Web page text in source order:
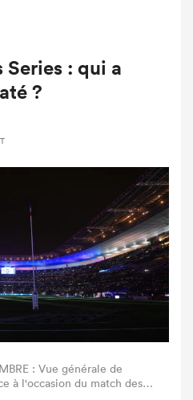
: qui a
?
: Vue générale de
à l'occasion du match des